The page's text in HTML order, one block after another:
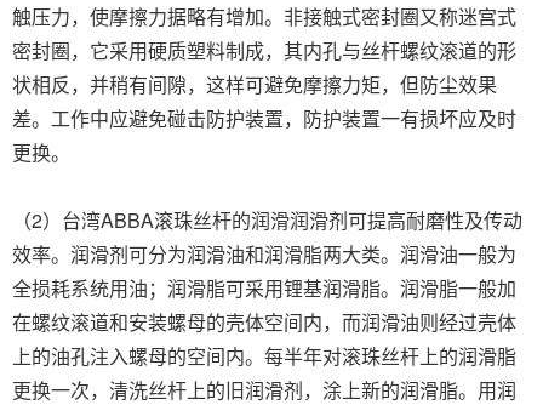
触压力，使摩擦力据略有增加。非接触式密封圈又称迷宫式
密封圈，它采用硬质塑料制成，其内孔与丝杆螺纹滚道的形
状相反，并稍有间隙，这样可避免摩擦力矩，但防尘效果
差。工作中应避免碰击防护装置，防护装置一有损坏应及时
更换。
（2）台湾ABBA滚珠丝杆的润滑润滑剂可提高耐磨性及传动
效率。润滑剂可分为润滑油和润滑脂两大类。润滑油一般为
全损耗系统用油；润滑脂可采用锂基润滑脂。润滑脂一般加
在螺纹滚道和安装螺母的壳体空间内，而润滑油则经过壳体
上的油孔注入螺母的空间内。每半年对滚珠丝杆上的润滑脂
更换一次，清洗丝杆上的旧润滑剂，涂上新的润滑脂。用润